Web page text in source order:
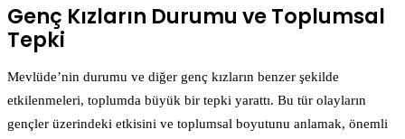
Genç Kızların Durumu ve Toplumsal
Tepki
Mevlüde’nin durumu ve diğer genç kızların benzer şekilde
etkilenmeleri, toplumda büyük bir tepki yarattı. Bu tür olayların
gençler üzerindeki etkisini ve toplumsal boyutunu anlamak, önemli